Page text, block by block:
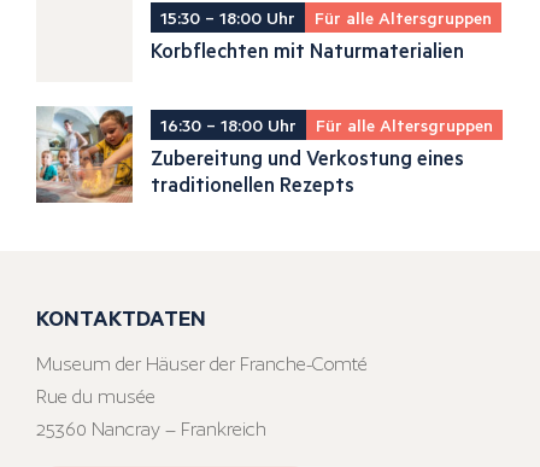
15:30 – 18:00 Uhr Für alle Altersgruppen
Korbflechten mit Naturmaterialien
16:30 – 18:00 Uhr Für alle Altersgruppen
Zubereitung und Verkostung eines
traditionellen Rezepts
KONTAKTDATEN
Museum der Häuser der Franche-Comté
Rue du musée
25360 Nancray – Frankreich